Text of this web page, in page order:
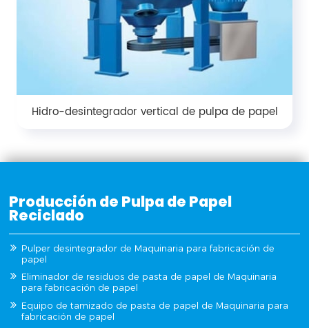
Hidro-desintegrador vertical de pulpa de papel
Producción de Pulpa de Papel
Reciclado
Pulper desintegrador de Maquinaria para fabricación de
papel
Eliminador de residuos de pasta de papel de Maquinaria
para fabricación de papel
Equipo de tamizado de pasta de papel de Maquinaria para
fabricación de papel